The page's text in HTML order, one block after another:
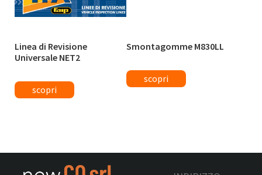
Linea di Revisione
Universale NET2
Smontagomme M830LL